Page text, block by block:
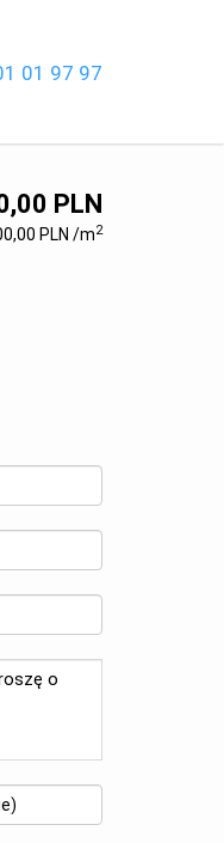
01 97 97
PLN
PLN /m2